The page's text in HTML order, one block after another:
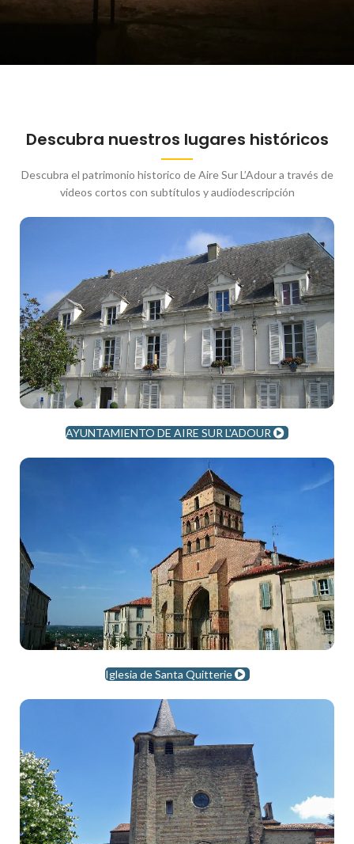
Descubra nuestros lugares históricos
Descubra el patrimonio historico de Aire Sur L’Adour a través de
videos cortos con subtítulos y audiodescripción
AYUNTAMIENTO DE AIRE SUR L'ADOUR
Iglesia de Santa Quitterie